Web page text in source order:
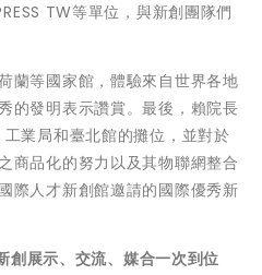
TW等單位，與新創團隊們
蘭等國家館，體驗來自世界各地
的發明表示讚賞。最後，賴院長
業局和臺北館的攤位，並對於
商品化的努力以及其物聯網整合
際人才新創館邀請的國際優秀新
創展示、交流、媒合一次到位